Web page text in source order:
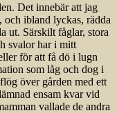
Det innebär att jag
och ibland lyckas, rädda
ut. Särskilt fåglar, stora
svalor har i mitt
för att få dö i lugn
som låg och dog i
över gården med ett
ensam kvar vid
vallade de andra